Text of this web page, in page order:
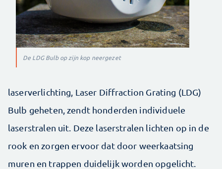
De LDG Bulb op zijn kop neergezet
laserverlichting, Laser Diffraction Grating (LDG)
Bulb geheten, zendt honderden individuele
laserstralen uit. Deze laserstralen lichten op in de
rook en zorgen ervoor dat door weerkaatsing
muren en trappen duidelijk worden opgelicht.